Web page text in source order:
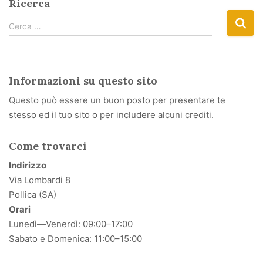
Ricerca
R
i
r
c
a
:
Cerca …
Informazioni su questo sito
Questo può essere un buon posto per presentare te
stesso ed il tuo sito o per includere alcuni crediti.
Come trovarci
Indirizzo
Via Lombardi 8
Pollica (SA)
Orari
Lunedì—Venerdì: 09:00–17:00
Sabato e Domenica: 11:00–15:00